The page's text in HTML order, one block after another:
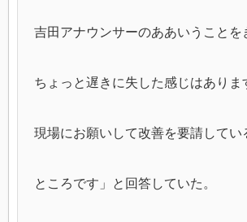
吉田アナウンサーのああいうことを
ちょっと遅きに失した感じはありま
現場にお願いして改善を要請してい
ところです」と回答していた。